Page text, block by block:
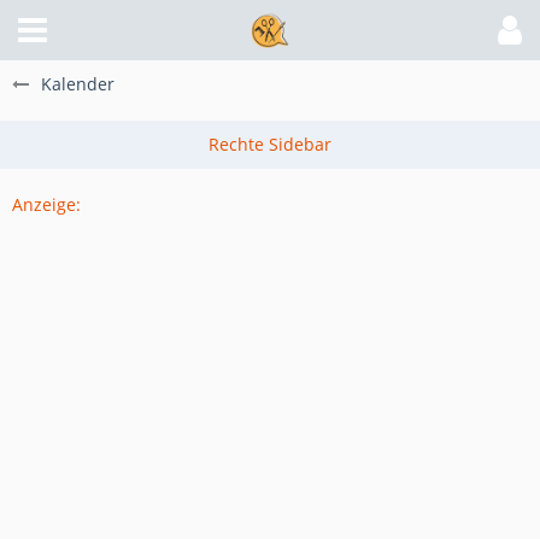
Kalender
Anzeige: